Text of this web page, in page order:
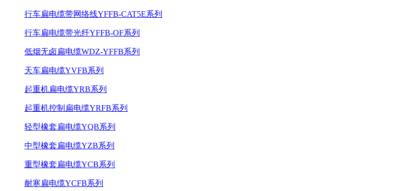
行车扁电缆带网络线YFFB-CAT5E系列
行车扁电缆带光纤YFFB-OF系列
低烟无卤扁电缆WDZ-YFFB系列
天车扁电缆YVFB系列
起重机扁电缆YRB系列
起重机控制扁电缆YRFB系列
轻型橡套扁电缆YQB系列
中型橡套扁电缆YZB系列
重型橡套扁电缆YCB系列
耐寒扁电缆YCFB系列